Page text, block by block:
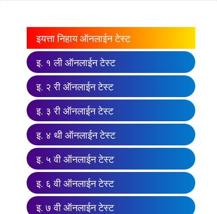
इयत्ता निहाय ऑनलाईन टेस्ट
इ. १ ली ऑनलाईन टेस्ट
इ. २ री ऑनलाईन टेस्ट
इ. ३ री ऑनलाईन टेस्ट
इ. ४ थी ऑनलाईन टेस्ट
इ. ५ वी ऑनलाईन टेस्ट
इ. ६ वी ऑनलाईन टेस्ट
इ. ७ वी ऑनलाईन टेस्ट